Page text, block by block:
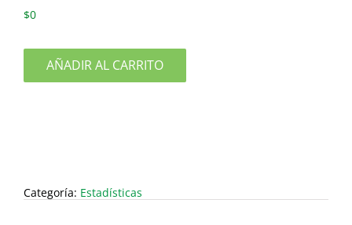
$0
AÑADIR AL CARRITO
Categoría: Estadísticas